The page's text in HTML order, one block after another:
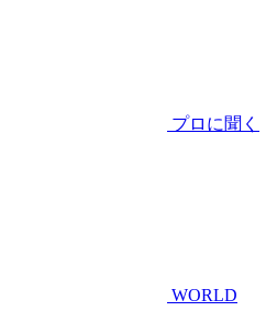
プロに聞く
WORLD